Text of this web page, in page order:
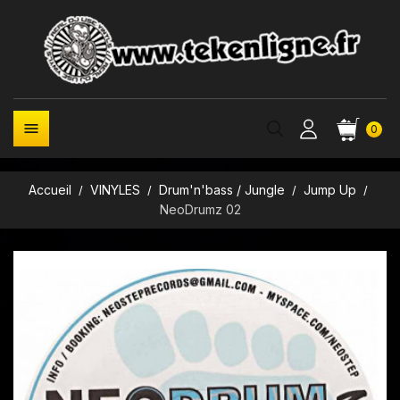
0

Accueil VINYLES Drum'n'bass / Jungle
Jump Up
NeoDrumz 02